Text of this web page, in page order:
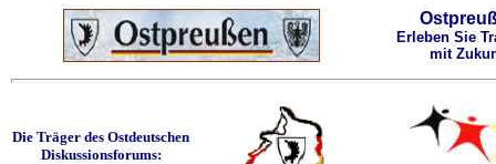
Erleben Sie
mit
Die Träger des Ostdeutschen
Diskussionsforums: